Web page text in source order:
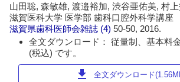
山田聡, 森敏雄, 渡邉裕加, 渋谷亜佑美, 村
滋賀医科大学 医学部 歯科口腔外科学講座
滋賀県歯科医師会雑誌 (4)50-50, 2016.
全文ダウンロード： 従量制、基本料
(税込) です。
download 全文ダウンロード